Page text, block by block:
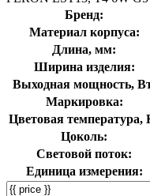
Бренд:
Материал корпуса:
Длина, мм:
Ширина изделия:
Выходная мощность,
Маркировка:
Цветовая температура,
Цоколь:
Световой поток:
Единица измерения: